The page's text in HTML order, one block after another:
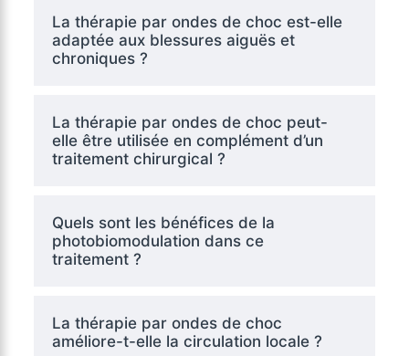
La thérapie par ondes de choc est-elle
adaptée aux blessures aiguës et
chroniques ?
La thérapie par ondes de choc peut-
elle être utilisée en complément d’un
traitement chirurgical ?
Quels sont les bénéfices de la
photobiomodulation dans ce
traitement ?
La thérapie par ondes de choc
améliore-t-elle la circulation locale ?